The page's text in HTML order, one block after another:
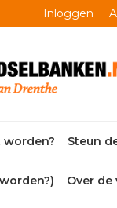
Inloggen
worden? Steun
Over de